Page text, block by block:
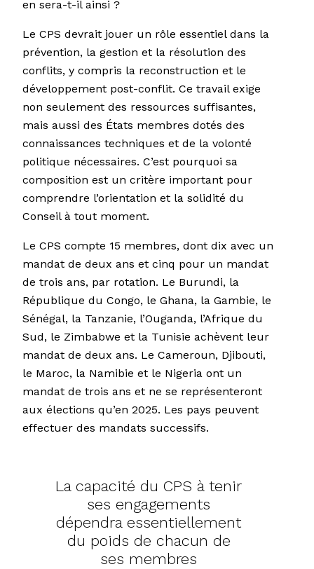
en sera-t-il ainsi ?
Le CPS devrait jouer un rôle essentiel dans la
prévention, la gestion et la résolution des
conflits, y compris la reconstruction et le
développement post-conflit. Ce travail exige
non seulement des ressources suffisantes,
mais aussi des États membres dotés des
connaissances techniques et de la volonté
politique nécessaires. C’est pourquoi sa
composition est un critère important pour
comprendre l’orientation et la solidité du
Conseil à tout moment.
Le CPS compte 15 membres, dont dix avec un
mandat de deux ans et cinq pour un mandat
de trois ans, par rotation. Le Burundi, la
République du Congo, le Ghana, la Gambie, le
Sénégal, la Tanzanie, l’Ouganda, l’Afrique du
Sud, le Zimbabwe et la Tunisie achèvent leur
mandat de deux ans. Le Cameroun, Djibouti,
le Maroc, la Namibie et le Nigeria ont un
mandat de trois ans et ne se représenteront
aux élections qu’en 2025. Les pays peuvent
effectuer des mandats successifs.
La capacité du CPS à tenir
ses engagements
dépendra essentiellement
du poids de chacun de
ses membres